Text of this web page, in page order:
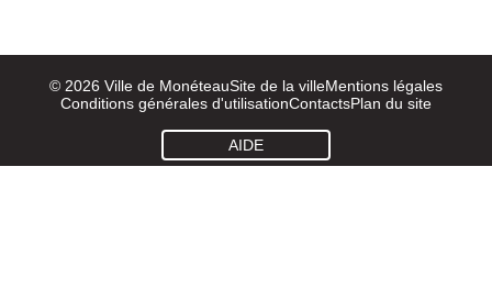
© 2026 Ville de MonéteauSite de la villeMentions légales
Conditions générales d'utilisationContactsPlan du site
AIDE